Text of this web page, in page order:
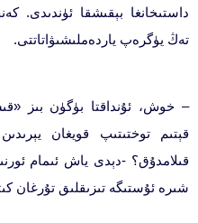
داستىخانغا بېقىشقا ئۈندىدى.
تەڭ يۈگرەپ ياردەملىشىۋاتاتتى.
– خوش، ئۇنداقتا بۈگۈن بىز
قېتىم توختىتىپ قويغان
قىلامدۇق؟ -دېدى ياش ئىمام
شىرە ئۇستىگە تىزىقلىق تۇرغان